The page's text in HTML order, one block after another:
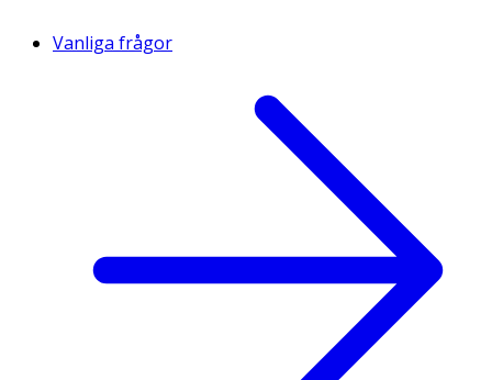
Vanliga frågor